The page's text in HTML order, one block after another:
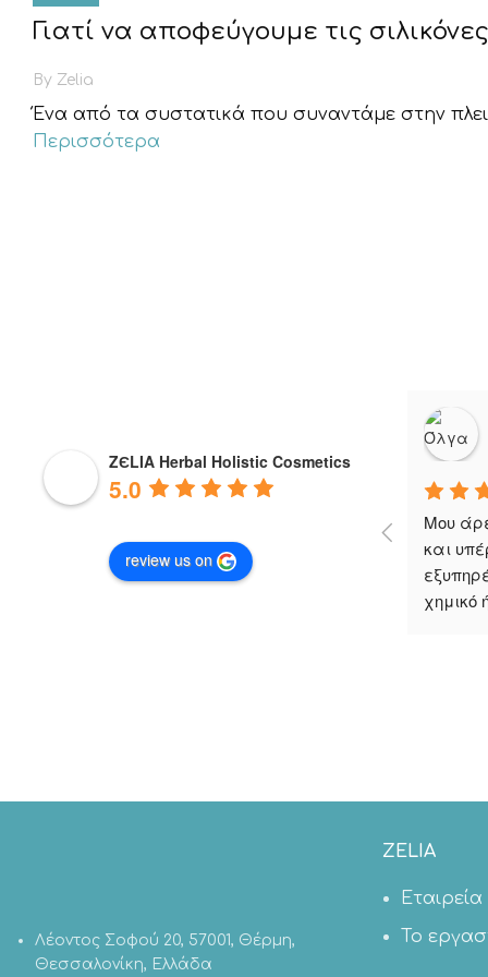
Γιατί να αποφεύγουμε τις
By Zelia
Ένα από τα συστατικά που συναντάμε στην
Περισσότερα
ZЄLIA Herbal Holistic Cosmetics
5.0
review us on
Μου
και
χημικό
Λέοντος Σοφού 20, 57001, Θέρμη,
Θεσσαλονίκη, Ελλάδα
ZELIA
Εταιρεία
Το